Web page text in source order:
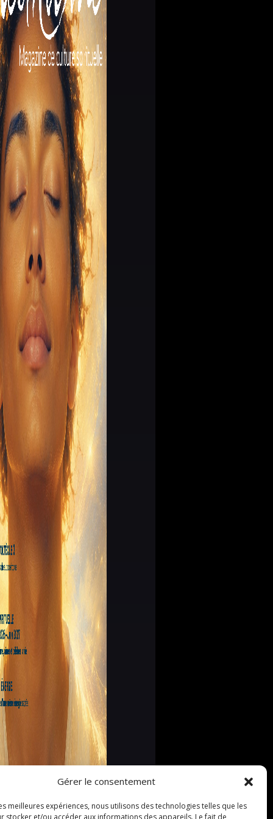
Gérer le consentement
meilleures expériences, nous utilisons des technologies telles que les
stocker et/ou accéder aux informations des appareils. Le fait de